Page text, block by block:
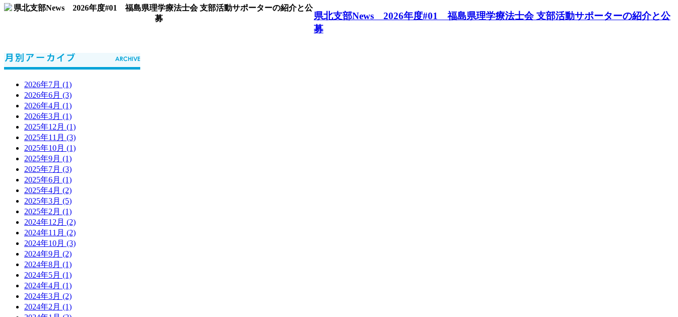
県北⽀部News 2026年度#01 福島県理学療法⼠会 ⽀部活動サポーターの紹介と公
募
2026年7月 (1)
2026年6月 (3)
2026年4月 (1)
2026年3月 (1)
2025年12月 (1)
2025年11月 (3)
2025年10月 (1)
2025年9月 (1)
2025年7月 (3)
2025年6月 (1)
2025年4月 (2)
2025年3月 (5)
2025年2月 (1)
2024年12月 (2)
2024年11月 (2)
2024年10月 (3)
2024年9月 (2)
2024年8月 (1)
2024年5月 (1)
2024年4月 (1)
2024年3月 (2)
2024年2月 (1)